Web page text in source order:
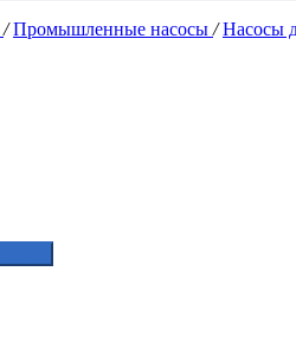
/ Промышленные насосы / Насосы